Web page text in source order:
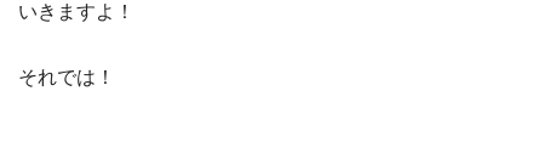
いきますよ！
それでは！